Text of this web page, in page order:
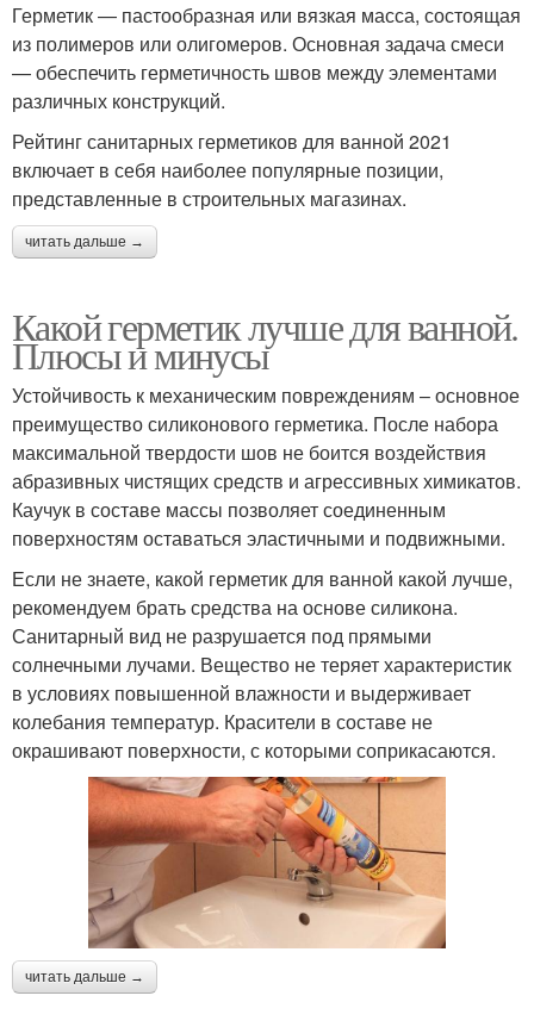
Герметик — пастообразная или вязкая масса, состоящая
из полимеров или олигомеров. Основная задача смеси
— обеспечить герметичность швов между элементами
различных конструкций.
Рейтинг санитарных герметиков для ванной 2021
включает в себя наиболее популярные позиции,
представленные в строительных магазинах.
читать дальше →
Какой герметик лучше для ванной.
Плюсы и минусы
Устойчивость к механическим повреждениям – основное
преимущество силиконового герметика. После набора
максимальной твердости шов не боится воздействия
абразивных чистящих средств и агрессивных химикатов.
Каучук в составе массы позволяет соединенным
поверхностям оставаться эластичными и подвижными.
Если не знаете, какой герметик для ванной какой лучше,
рекомендуем брать средства на основе силикона.
Санитарный вид не разрушается под прямыми
солнечными лучами. Вещество не теряет характеристик
в условиях повышенной влажности и выдерживает
колебания температур. Красители в составе не
окрашивают поверхности, с которыми соприкасаются.
читать дальше →